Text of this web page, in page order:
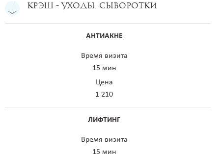
Крэш - уходы. Сыворотки
АНТИАКНЕ
Время визита
15 мин
Цена
1 210
ЛИФТИНГ
Время визита
15 мин